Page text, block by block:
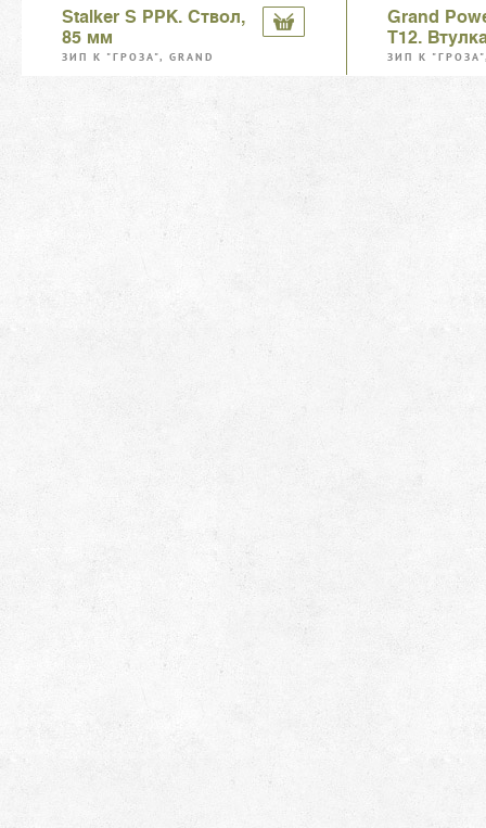
Stalker S PPK. Ствол,
85 мм
ЗИП К "ГРОЗА", GRAND
16,VALTRO,ЯРЫГИН,ОСА,
Grand
Т12.
ЗИП К "ГРОЗА",